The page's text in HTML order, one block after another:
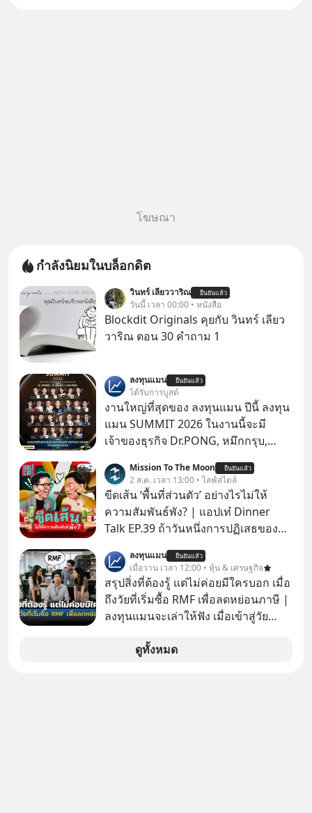
โฆษณา
กำลังนิยมในบล็อกดิต
วินทร์ เลียววาริณ ยืนยันแล้ว
วันนี้ เวลา 00:00 • หนังสือ
Blockdit Originals คุยกับ วินทร์ เลียว
วาริณ ตอน 30 คำถาม 1
ลงทุนแมน ยืนยันแล้ว
ได้รับการบูสต์
งานใหญ่ที่สุดของ ลงทุนแมน ปีนี้ ลงทุน
แมน SUMMIT 2026 ในงานนี้จะมี
เจ้าของธุรกิจ Dr.PONG, หมึกกรุบ,
Fastwork, MizuMi, KARMART, อิชิตัน
มาแชร์ความรู้การสร้างธุรกิจ
Mission To The Moon ยืนยันแล้ว
2 ส.ค. เวลา 13:00 • ไลฟ์สไตล์
ขีดเส้น ‘พื้นที่ส่วนตัว’ อย่างไรไม่ให้
ความสัมพันธ์พัง? | แอปเท๋ Dinner
Talk EP.39 ถ้าวันหนึ่งการปฏิเสธของ
ตั้งกำแพงใส่และมองว่าเราเห็นแก่ตัวทั้ง
ที่เราเองก็ไม่เคยปฏิเสธใครอย่างนี้มา
ก่อน แต่พอตั้งใจจะ ‘สร้างขอบเขต’ เพื่อ
ตัวเองดูสักครั้ง กลับทำให้เกิดรอยร้าว
ในความสัมพันธ์เสียอย่างนั้น โดยราย
การแอปเท๋ Dinner Talk ในวันนี้โฮสต์
ทั้ง 2 ท่าน แทป-รวิศ หาญอุตสาหะ และ
ลงทุนแมน ยืนยันแล้ว
เมื่อวาน เวลา 12:00 • หุ้น & เศรษฐกิจ
สรุปสิ่งที่ต้องรู้ แต่ไม่ค่อยมีใครบอก เมื่อ
ถึงวัยที่เริ่มซื้อ RMF เพื่อลดหย่อนภาษี |
ลงทุนแมนจะเล่าให้ฟัง เมื่อเข้าสู่วัย
ดูทั้งหมด